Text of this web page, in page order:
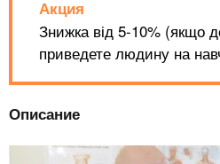
n
f
o
Акция
Знижка від 5-10% (якщо
приведете людину на
Описание